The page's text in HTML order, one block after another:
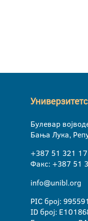
Булевар
Бања Лука,
+387 51 321
Факс: +387 51
info@unibl.org
PIC број:
ID број: